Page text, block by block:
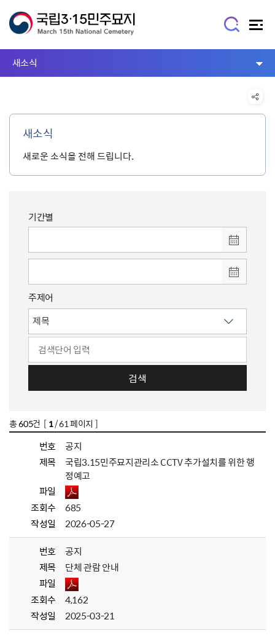
새소식
새소식
새로운 소식을 전해 드립니다.
기간별
주제어
검색
총605건 [ 1/ 61 페이지 ]
번호
공지
제목
국립3.15민주묘지관리소 CCTV 추가설치를 위한 행
정예고
파일
조회수
685
작성일
2026-05-27
번호
공지
제목
단체 관람 안내
파일
조회수
4,162
작성일
2025-03-21